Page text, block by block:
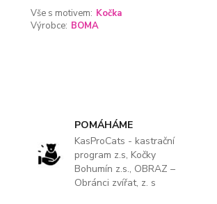
Vše s motivem: Kočka
Výrobce: BOMA
POMÁHÁME
KasProCats - kastrační
program z.s, Kočky
Bohumín z.s., OBRAZ –
Obránci zvířat, z. s